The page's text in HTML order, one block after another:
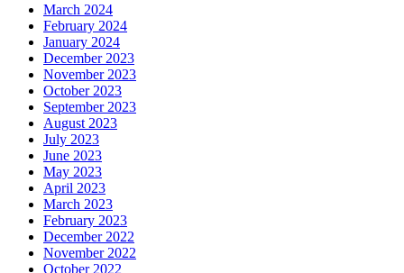
March 2024
February 2024
January 2024
December 2023
November 2023
October 2023
September 2023
August 2023
July 2023
June 2023
May 2023
April 2023
March 2023
February 2023
December 2022
November 2022
October 2022